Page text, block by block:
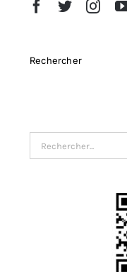
Rechercher
Search
for: